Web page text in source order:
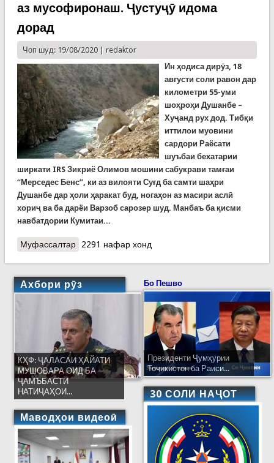
аз мусофиронаш. Ҷустуҷӯ идома
дорад
Чоп шуд: 19/08/2020 | redaktor
Ин ҳодиса дирӯз, 18
августи соли равон дар
километри 55-уми
шоҳроҳи Душанбе –
Хуҷанд рух дод. Тибқи
иттилои муовини
сардори Раёсати
шуъбаи бехатарии
ширкати IRS Зикриё Олимов мошини сабукрави тамғаи
“Мерседес Бенс”, ки аз вилояти Суғд ба самти шаҳри
Душанбе дар ҳоли ҳаракат буд, ногаҳон аз масири аслӣ
хориҷ ва ба дарёи Варзоб сарозер шуд. Манбаъ ба қисми
навбатдории Кумитаи...
Муфассалтаро “Мерседес Бенс” бо ронанда ва мусофиронаш
дорад
2291 нафар хонд
Ахбори рӯз
КҲФ: ҶАЛАСАИ ҲАЙАТИ
МУШОВАРА ОИД БА
ҶАМЪБАСТИ
НАТИҶАҲОИ...
Маводҳои видеоӣ
Бо Пешво
Президенти Ҷумҳурии
Тоҷикистон ба Раиси...
30 СОЛИ НАҶОТ